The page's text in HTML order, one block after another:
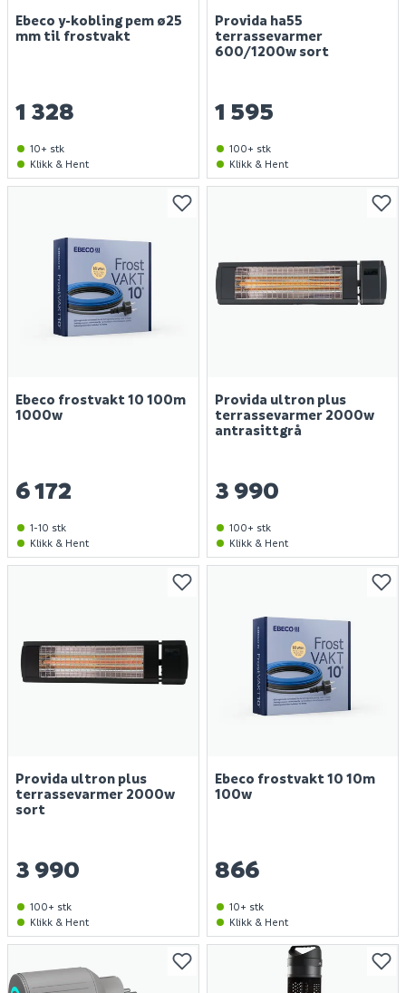
Ebeco y-kobling pem ø25
mm til frostvakt
1 328
10+ stk
Klikk & Hent
Provida ha55
terrassevarmer
600/1200w sort
1 595
100+ stk
Klikk & Hent
Ebeco frostvakt 10 100m
1000w
6 172
1-10 stk
Klikk & Hent
Provida ultron plus
terrassevarmer 2000w
antrasittgrå
3 990
100+ stk
Klikk & Hent
Provida ultron plus
terrassevarmer 2000w
sort
3 990
100+ stk
Klikk & Hent
Ebeco frostvakt 10 10m
100w
866
10+ stk
Klikk & Hent